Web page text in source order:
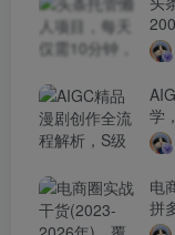
学
电
拼
人